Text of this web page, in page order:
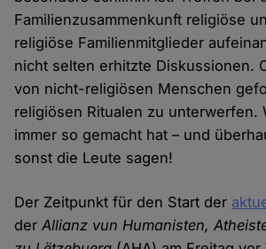
Familienzusammenkunft religiöse
religiöse Familienmitglieder
nicht selten erhitzte Diskussionen.
von nicht-religiösen Menschen
religiösen Ritualen zu unterwerfen.
immer so gemacht hat – und
sonst die Leute sagen!
Der Zeitpunkt für den Start der
derAllianz vun Humanisten,